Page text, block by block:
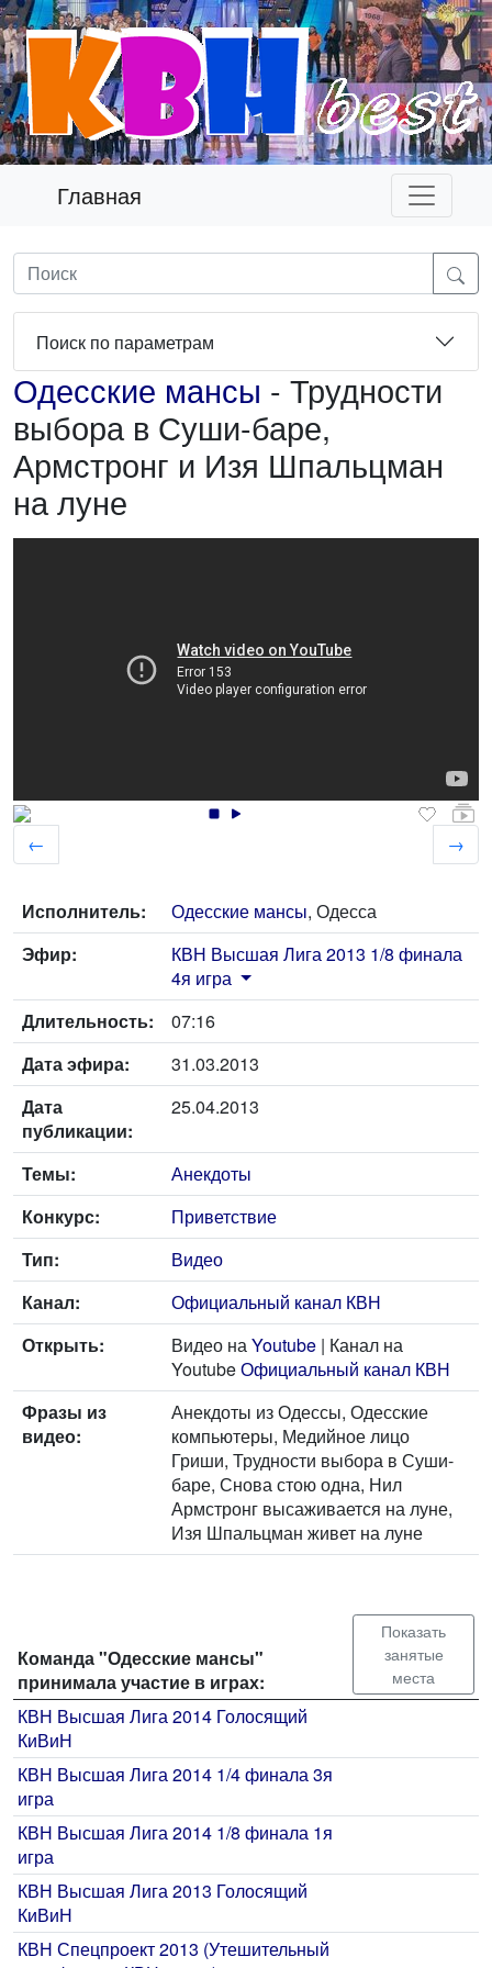
Главная
Поиск по параметрам
Одесские мансы - Трудности
выбора в Суши-баре,
Армстронг и Изя Шпальцман
на луне
← →
Исполнитель: Одесские мансы, Одесса
Эфир:
КВН Высшая Лига 2013 1/8 финала
4я игра
Длительность:
07:16
Дата эфира:
31.03.2013
Дата
публикации:
25.04.2013
Темы:
Анекдоты
Конкурс:
Приветствие
Тип:
Видео
Канал:
Официальный канал КВН
Открыть:
Видео наYoutube | Канал на
YoutubeОфициальный канал КВН
Фразы из
видео:
Анекдоты из Одессы, Одесские
компьютеры, Медийное лицо
Гриши, Трудности выбора в Суши-
баре, Снова стою одна, Нил
Армстронг высаживается на луне,
Изя Шпальцман живет на луне
Команда "Одесские мансы"
принимала участие в играх:
Показать
занятые
места
КВН Высшая Лига 2014 Голосящий
КиВиН
КВН Высшая Лига 2014 1/4 финала 3я
игра
КВН Высшая Лига 2014 1/8 финала 1я
игра
КВН Высшая Лига 2013 Голосящий
КиВиН
КВН Спецпроект 2013 (Утешительный